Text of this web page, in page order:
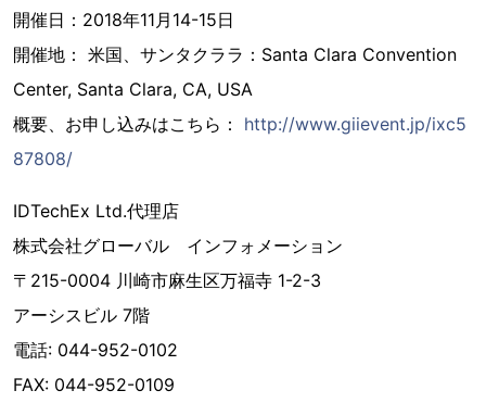
開催日：2018年11月14-15日
開催地： 米国、サンタクララ：Santa Clara Convention
Center, Santa Clara, CA, USA
概要、お申し込みはこちら： http://www.giievent.jp/ixc5
87808/
IDTechEx Ltd.代理店
株式会社グローバル インフォメーション
〒215-0004 川崎市麻生区万福寺 1-2-3
アーシスビル 7階
電話: 044-952-0102
FAX: 044-952-0109